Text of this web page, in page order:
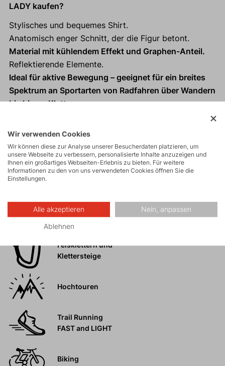
LADY kaufen?
Stylisches und bequemes Shirt.
Anatomisch enger Schnitt, der die Figur betont.
Material mit kühlendem Effekt und Graphen-Anteil.
Reflektierende Elemente.
Ideal für aktive Bewegung – geeignet für ein breites
Spektrum an Sportarten von Radfahren über Wandern
bis hin zu Klettern.
Ärmeln.
Aktivitäten
Touren
Felsklettern und
Klettersteige
Hochtouren
Trail Running
FAST and LIGHT
Biking
Wir verwenden Cookies
Wir können diese zur Analyse unserer Besucherdaten platzieren, um
unsere Webseite zu verbessern, personalisierte Inhalte anzuzeigen und
Ihnen ein großartiges Webseiten-Erlebnis zu bieten. Für weitere
Informationen zu den von uns verwendeten Cookies öffnen Sie die
Einstellungen.
Alle akzeptieren Nein, anpassen
Ablehnen